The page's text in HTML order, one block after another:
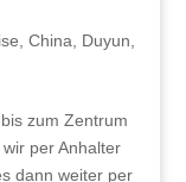
China Duyun
zum Zentrum
per Anhalter
dann weiter per